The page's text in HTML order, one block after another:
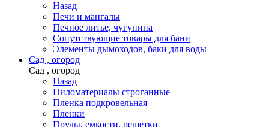
Назад
Печи и мангалы
Печное литье, чугунина
Сопутствующие товары для бани
Элементы дымоходов, баки для воды
Сад , огород
Сад , огород
Назад
Пиломатериалы строганные
Пленка подкровельная
Пленки
Пруды, емкости, решетки